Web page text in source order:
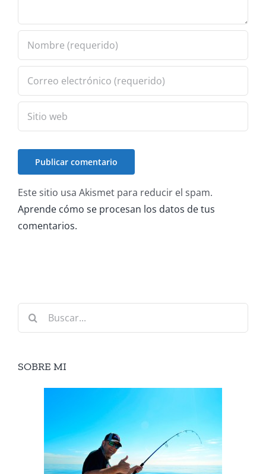
Este sitio usa Akismet para reducir el spam.
Aprende cómo se procesan los datos de tus
comentarios.
Buscar:
SOBRE MI